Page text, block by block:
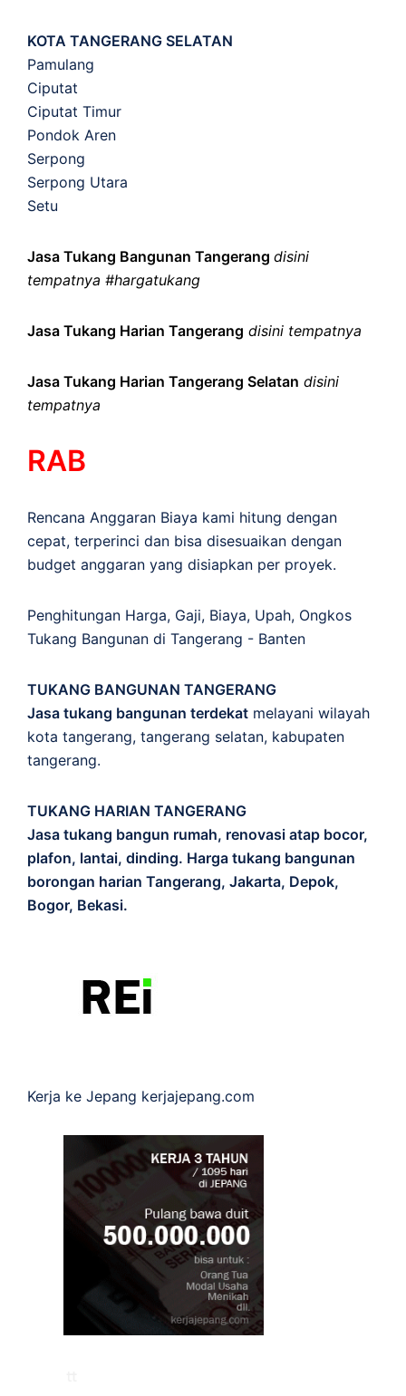
KOTA TANGERANG SELATAN
Pamulang
Ciputat
Ciputat Timur
Pondok Aren
Serpong
Serpong Utara
Setu
Jasa Tukang Bangunan Tangerang disini
tempatnya #hargatukang
Jasa Tukang Harian Tangerang disini tempatnya
Jasa Tukang Harian Tangerang Selatan disini
tempatnya
RAB
Rencana Anggaran Biaya kami hitung dengan
cepat, terperinci dan bisa disesuaikan dengan
budget anggaran yang disiapkan per proyek.
Penghitungan Harga, Gaji, Biaya, Upah, Ongkos
Tukang Bangunan di Tangerang - Banten
TUKANG BANGUNAN TANGERANG
Jasa tukang bangunan terdekat melayani wilayah
kota tangerang, tangerang selatan, kabupaten
tangerang.
TUKANG HARIAN TANGERANG
Jasa tukang bangun rumah, renovasi atap bocor,
plafon, lantai, dinding. Harga tukang bangunan
borongan harian Tangerang, Jakarta, Depok,
Bogor, Bekasi.
Kerja ke Jepang kerjajepang.com